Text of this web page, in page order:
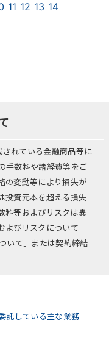
11 12 13 14
れている金融商品等に
手数料や諸経費等をご
の変動等により損失が
投資元本を超える損失
料等およびリスクは異
よびリスクについて
いて」または契約締結
託している主な業務